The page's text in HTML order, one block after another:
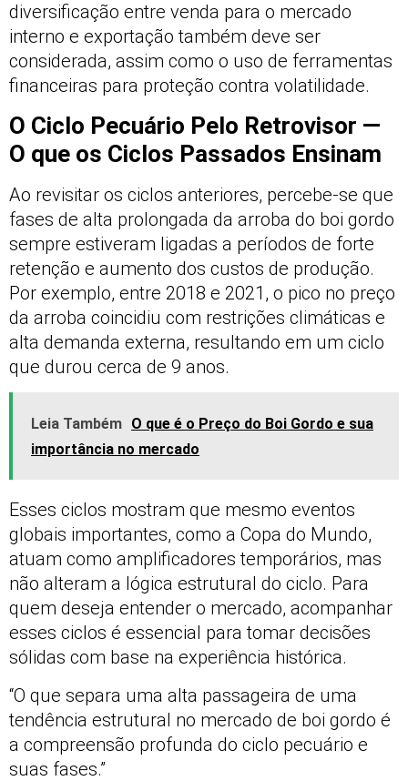
diversificação entre venda para o mercado
interno e exportação também deve ser
considerada, assim como o uso de ferramentas
financeiras para proteção contra volatilidade.
O Ciclo Pecuário Pelo Retrovisor —
O que os Ciclos Passados Ensinam
Ao revisitar os ciclos anteriores, percebe-se que
fases de alta prolongada da arroba do boi gordo
sempre estiveram ligadas a períodos de forte
retenção e aumento dos custos de produção.
Por exemplo, entre 2018 e 2021, o pico no preço
da arroba coincidiu com restrições climáticas e
alta demanda externa, resultando em um ciclo
que durou cerca de 9 anos.
Leia Também O que é o Preço do Boi Gordo e sua
importância no mercado
Esses ciclos mostram que mesmo eventos
globais importantes, como a Copa do Mundo,
atuam como amplificadores temporários, mas
não alteram a lógica estrutural do ciclo. Para
quem deseja entender o mercado, acompanhar
esses ciclos é essencial para tomar decisões
sólidas com base na experiência histórica.
“O que separa uma alta passageira de uma
tendência estrutural no mercado de boi gordo é
a compreensão profunda do ciclo pecuário e
suas fases.”